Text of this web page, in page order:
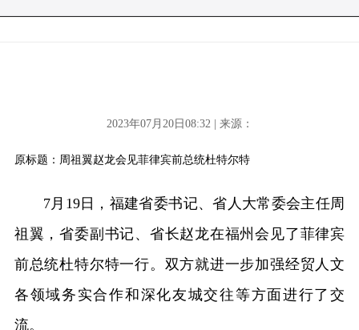
2023年07月20日08:32 | 来源：
原标题：周祖翼赵龙会见菲律宾前总统杜特尔特
7月19日，福建省委书记、省人大常委会主任周
祖翼，省委副书记、省长赵龙在福州会见了菲律宾
前总统杜特尔特一行。双方就进一步加强经贸人文
各领域务实合作和深化友城交往等方面进行了交
流。